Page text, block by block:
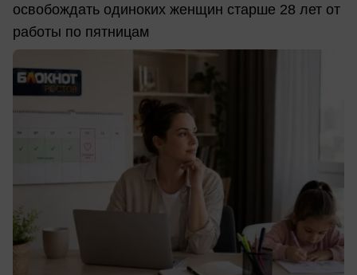
освобождать одиноких женщин старше 28 лет от
работы по пятницам